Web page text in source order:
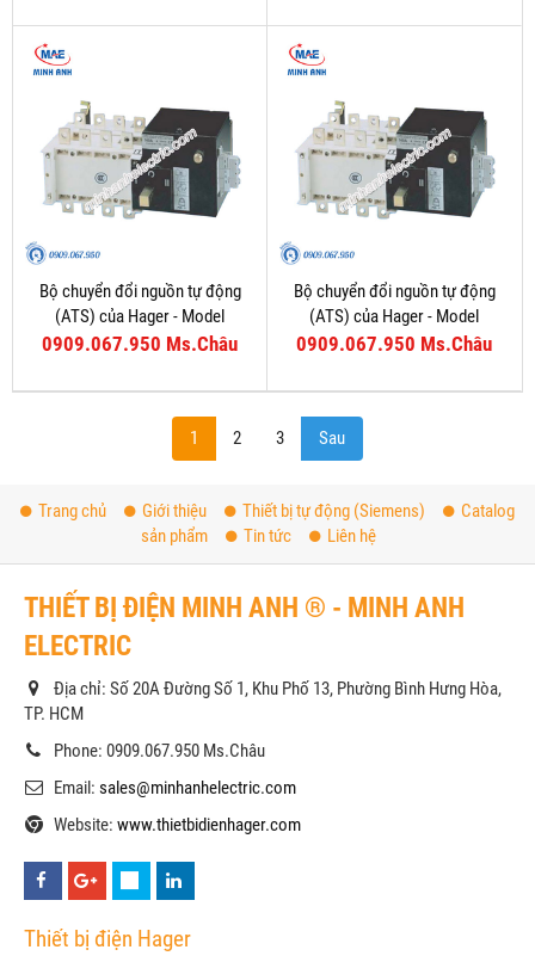
Bộ chuyển đổi nguồn tự động
(ATS) của Hager - Model
HIB425P
0909.067.950 Ms.Châu
Bộ chuyển đổi nguồn tự động
(ATS) của Hager - Model
HIB420P
0909.067.950 Ms.Châu
1 2 3 Sau
Trang chủ Giới thiệu Thiết bị tự động (Siemens)
Catalog
sản phẩm
Tin tức Liên hệ
THIẾT BỊ ĐIỆN MINH ANH ® - MINH ANH
ELECTRIC
Địa chỉ: Số 20A Đường Số 1, Khu Phố 13, Phường Bình Hưng Hòa,
TP. HCM
Phone: 0909.067.950 Ms.Châu
Email: sales@minhanhelectric.com
Website: www.thietbidienhager.com
Thiết bị điện Hager